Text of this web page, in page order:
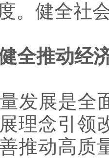
。健全社
全推动经
展是全面
理念引领
推动高质